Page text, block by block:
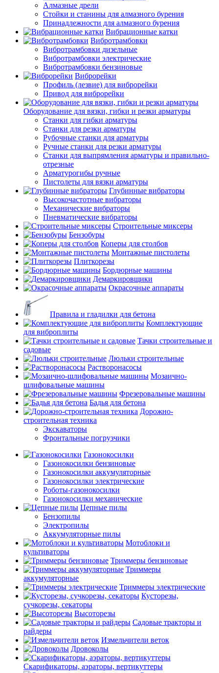
Алмазные дрели
Стойки и станины для алмазного бурения
Принадлежности для алмазного бурения
Вибрационные катки
Вибротрамбовки
Вибротрамбовки дизельные
Вибротрамбовки электрические
Вибротрамбовки бензиновые
Виброрейки
Профиль (лезвие) для виброрейки
Привод для виброрейки
Оборудование для вязки, гибки и резки арматуры
Станки для гибки арматуры
Станки для резки арматуры
Рубочные станки для арматуры
Ручные станки для резки арматуры
Станки для выпрямления арматуры и правильно-
отрезные
Арматурогибы ручные
Пистолеты для вязки арматуры
Глубинные вибраторы
Высокочастотные вибраторы
Механические вибраторы
Пневматические вибраторы
Строительные миксеры
Бензобуры
Коперы для столбов
Монтажные пистолеты
Плиткорезы
Бордюрные машины
Демаркировщики
Окрасочные аппараты
Правила и гладилки для бетона
Комплектующие
для виброплиты
Тачки строительные и
садовые
Люльки строительные
Растворонасосы
Мозаично-
шлифовальные машины
Фрезеровальные машины
Бадья для бетона
Дорожно-
строительная техника
Экскаваторы
Фронтальные погрузчики
Газонокосилки
Газонокосилки бензиновые
Газонокосилки аккумуляторные
Газонокосилки электрические
Роботы-газонокосилки
Газонокосилки механические
Цепные пилы
Бензопилы
Электропилы
Аккумуляторные пилы
Мотоблоки и
культиваторы
Триммеры бензиновые
Триммеры
аккумуляторные
Триммеры электрические
Кусторезы,
сучкорезы, секаторы
Высоторезы
Садовые тракторы и
райдеры
Измельчители веток
Дровоколы
Скарификаторы, аэраторы, вертикуттеры